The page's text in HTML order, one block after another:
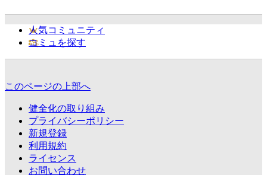
人気コミュニティ
コミュを探す
このページの上部へ
健全化の取り組み
プライバシーポリシー
新規登録
利用規約
ライセンス
お問い合わせ